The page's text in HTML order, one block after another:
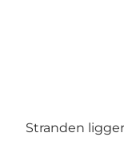
Stranden